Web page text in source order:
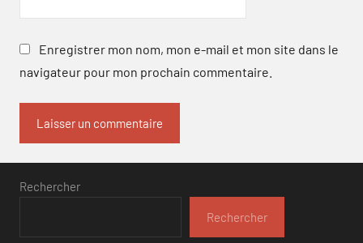
Enregistrer mon nom, mon e-mail et mon site dans le
navigateur pour mon prochain commentaire.
Rechercher
Rechercher